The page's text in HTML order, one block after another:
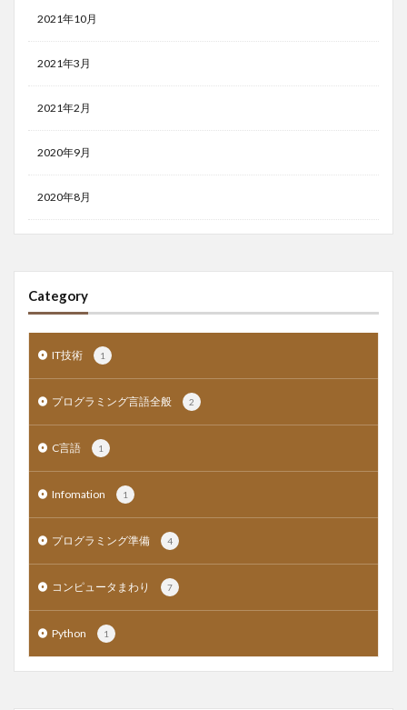
2021年10月
2021年3月
2021年2月
2020年9月
2020年8月
Category
IT技術 1
プログラミング言語全般 2
C言語 1
Infomation 1
プログラミング準備 4
コンピュータまわり 7
Python 1